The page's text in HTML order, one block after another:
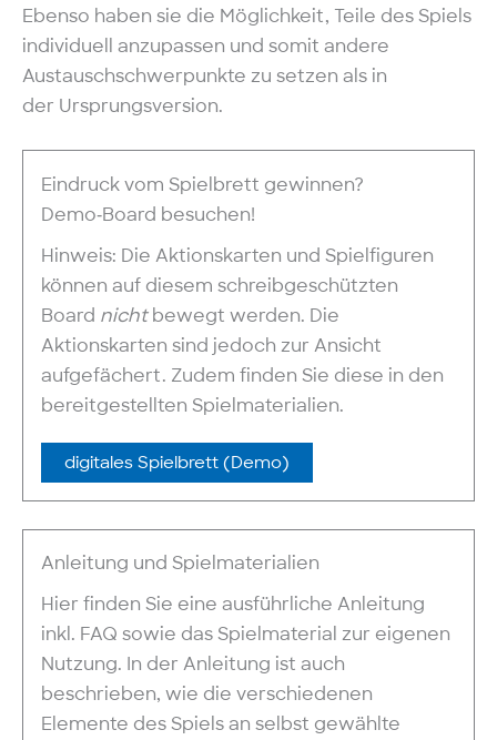
Ebenso haben sie die Möglichkeit, Teile des Spiels
individuell anzupassen und somit andere
Austauschschwerpunkte zu setzen als in
der Ursprungsversion.
Eindruck vom Spielbrett gewinnen?
Demo‑Board besuchen!
Hinweis: Die Aktionskarten und Spielfiguren
können auf diesem schreibgeschützten
Board nichtbewegt werden. Die
Aktionskarten sind jedoch zur Ansicht
aufgefächert. Zudem finden Sie diese in den
bereitgestellten Spielmaterialien.
digitales Spielbrett (Demo)
Anleitung und Spielmaterialien
Hier finden Sie eine ausführliche Anleitung
inkl. FAQ sowie das Spielmaterial zur eigenen
Nutzung. In der Anleitung ist auch
beschrieben, wie die verschiedenen
Elemente des Spiels an selbst gewählte